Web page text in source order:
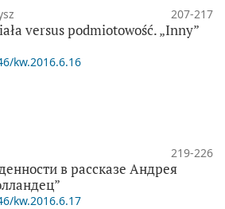
207-217
versus podmiotowość. „Inny”
kw.2016.6.16
219-226
в рассказе Андрея
kw.2016.6.17